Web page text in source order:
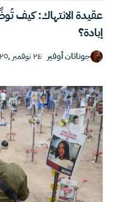
عقيدة الانتهاك: كيف
إبادة؟
جوناثان أوفير ٢٤ نوفمبر ,٢٠٢٥